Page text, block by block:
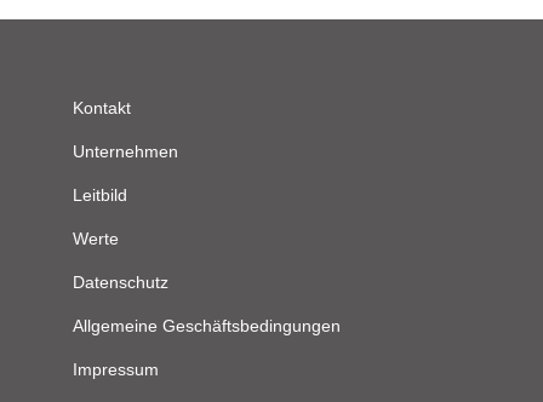
Kontakt
Unternehmen
Leitbild
Werte
Datenschutz
Allgemeine Geschäftsbedingungen
Impressum